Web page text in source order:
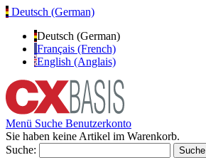
Deutsch (German)
Deutsch (German)
Français (French)
English (Anglais)
Menü Suche Benutzerkonto
Sie haben keine Artikel im Warenkorb.
Suche:
Suche